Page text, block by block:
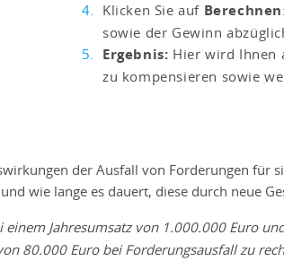
Klicken Sie auf Berechnen
sowie der Gewinn
Ergebnis: Hier wird Ihnen
zu kompensieren sowie
der Ausfall von Forderungen für
wie lange es dauert, diese durch neue
Jahresumsatz von 1.000.000 Euro
80.000 Euro bei Forderungsausfall zu